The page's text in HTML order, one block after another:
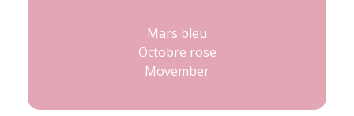
Mars bleu
Octobre rose
Movember